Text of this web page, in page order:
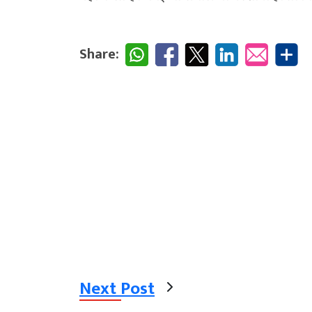
Share:
Next Post